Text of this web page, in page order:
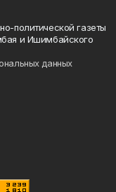
политической газеты
и Ишимбайского
данных